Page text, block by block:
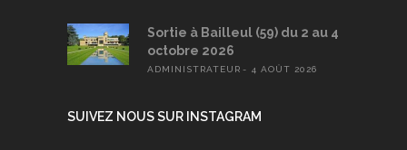
Sortie à Bailleul (59) du 2 au 4
octobre 2026
ADMINISTRATEUR 4 AOÛT 2026
SUIVEZ NOUS SUR INSTAGRAM